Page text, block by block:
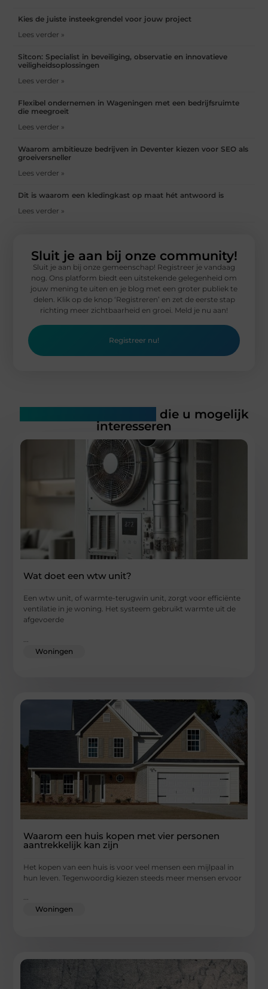
Kies de juiste insteekgrendel voor jouw project
Lees verder »
Sitcon: Specialist in beveiliging, observatie en innovatieve
veiligheidsoplossingen
Lees verder »
Flexibel ondernemen in Wageningen met een bedrijfsruimte
die meegroeit
Lees verder »
Waarom ambitieuze bedrijven in Deventer kiezen voor SEO als
groeiversneller
Lees verder »
Dit is waarom een kledingkast op maat hét antwoord is
Lees verder »
Sluit je aan bij onze community!
Sluit je aan bij onze gemeenschap! Registreer je vandaag
nog. Ons platform biedt een uitstekende gelegenheid om
jouw mening te uiten en je blog met een groter publiek te
delen. Klik op de knop ‘Registreren’ en zet de eerste stap
richting meer zichtbaarheid en groei. Meld je nu aan!
Registreer nu!
die u mogelijk
interesseren
Wat doet een wtw unit?
Een wtw unit, of warmte-terugwin unit, zorgt voor efficiënte
ventilatie in je woning. Het systeem gebruikt warmte uit de
afgevoerde
Woningen
Waarom een huis kopen met vier personen
aantrekkelijk kan zijn
Het kopen van een huis is voor veel mensen een mijlpaal in
hun leven. Tegenwoordig kiezen steeds meer mensen ervoor
...
Woningen